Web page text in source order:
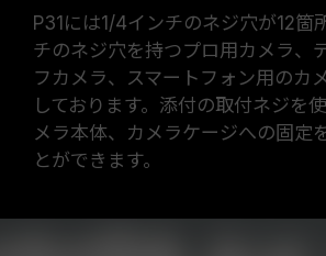
P31には1/4インチのネジ穴が12箇
チのネジ穴を持つプロ用カメラ、
フカメラ、スマートフォン用のカ
しております。添付の取付ネジを
メラ本体、カメラケージへの固定
とができます。